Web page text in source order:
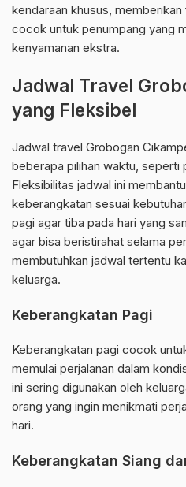
kendaraan khusus,
cocok untuk penumpang yang
kenyamanan ekstra.
Jadwal Travel
yang Fleksibel
Jadwal travel Grobogan
beberapa pilihan waktu, seperti
Fleksibilitas jadwal ini
keberangkatan sesuai
pagi agar tiba pada hari yang
agar bisa beristirahat selama
membutuhkan jadwal tertentu
keluarga.
Keberangkatan Pagi
Keberangkatan pagi cocok
memulai perjalanan dalam
ini sering digunakan oleh
orang yang ingin menikmati
hari.
Keberangkatan Siang